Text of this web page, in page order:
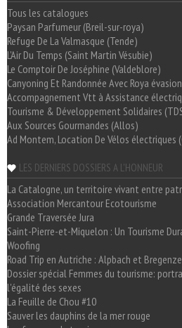
Tous les catalogues
Paysan Parfumeur (Breil-sur-roya)
Refuge De La Valmasque (Tende)
L'Air Du Temps (Saint Martin Vésubie)
Le Comptoir De Joséphine (Valdeblore)
Canyoning Et Randonnée Avec Roya
Accompagnement Vtt à Assistance
Tourisme & Développement Solidaires
Aux Sources Gourmandes (Allos)
Ad Montem, Location De Vélos électriques
LES DERNIERS DOSSIERS A L'HONNEUR
La Catalogne, un territoire vivant entre
Association Mercantour Ecotourisme
Grande Traversée Jura
Saint-Pierre-et-Miquelon : Un Tourisme
Woofing
Road Trip en Autriche : Alpbach et
Dossier spécial Femmes du tourisme:
l'égalité des sexes
La Feuille de Chou #10
Sauver les dauphins de la mer rouge